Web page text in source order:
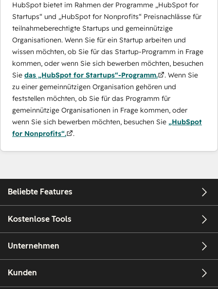
HubSpot bietet im Rahmen der Programme „HubSpot for
Startups“ und „HubSpot for Nonprofits“ Preisnachlässe für
teilnahmeberechtigte Startups und gemeinnützige
Organisationen. Wenn Sie für ein Startup arbeiten und
wissen möchten, ob Sie für das Startup-Programm in Frage
kommen, oder wenn Sie sich bewerben möchten, besuchen
Sie das „HubSpot for Startups“-Programm.
. Wenn Sie
zu einer gemeinnützigen Organisation gehören und
feststellen möchten, ob Sie für das Programm für
gemeinnützige Organisationen in Frage kommen, oder
wenn Sie sich bewerben möchten, besuchen Sie „HubSpot
for Nonprofits“.
.
Beliebte Features
Kostenlose Tools
Unternehmen
Kunden